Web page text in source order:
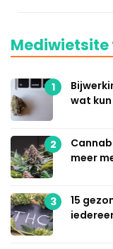
Mediwietsite
1
wat
2
meer
3
15